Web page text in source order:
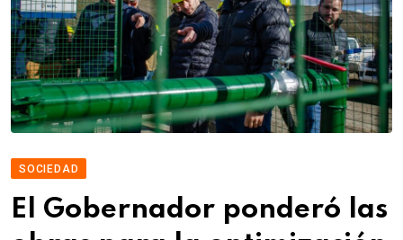
SOCIEDAD
El Gobernador ponderó las